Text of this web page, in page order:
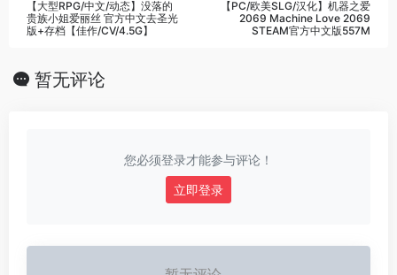
【大型RPG/中文/动态】没落的
贵族小姐爱丽丝 官方中文去圣光
版+存档【佳作/CV/4.5G】
【PC/欧美SLG/汉化】机器之爱
2069 Machine Love 2069
STEAM官方中文版557M
暂无评论
您必须登录才能参与评论！
立即登录